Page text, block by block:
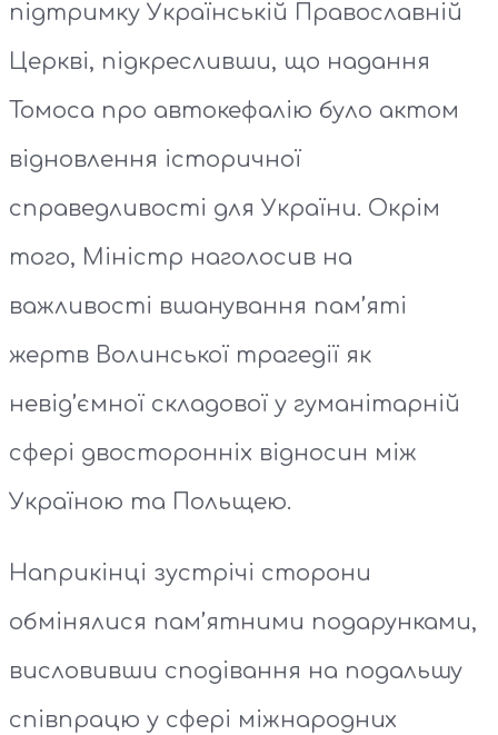
підтримку Українській Православній
Церкві, підкресливши, що надання
Томоса про автокефалію було актом
відновлення історичної
справедливості для України. Окрім
того, Міністр наголосив на
важливості вшанування пам’яті
жертв Волинської трагедії як
невід’ємної складової у гуманітарній
сфері двосторонніх відносин між
Україною та Польщею.
Наприкінці зустрічі сторони
обмінялися пам’ятними подарунками,
висловивши сподівання на подальшу
співпрацю у сфері міжнародних